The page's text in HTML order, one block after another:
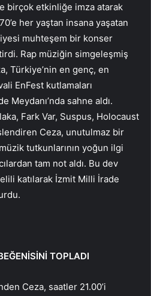
birçok etkinliğe imza atarak
her yaştan insana yaşatan
muhteşem bir konser
Rap müziğin simgeleşmiş
Türkiye’nin en genç, en
EnFest kutlamaları
Meydanı’nda sahne aldı.
Fark Var, Suspus, Holocaust
Ceza, unutulmaz bir
tutkunlarının yoğun ilgi
tam not aldı. Bu dev
katılarak İzmit Milli İrade
TOPLADI
Ceza, saatler 21.00’i